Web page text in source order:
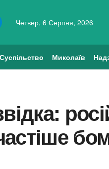
Четвер, 6 Серпня, 2026
Суспільство Миколаїв